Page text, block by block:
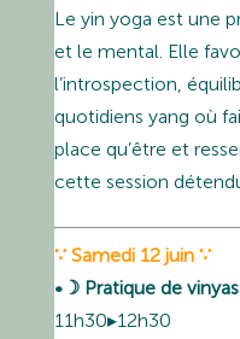
Le yin yoga est une
et le mental. Elle
l’introspection,
quotidiens yang où
place qu’être et
cette session
∵ Samedi 12 juin ∵
•☽ Pratique de
11h30▸12h30